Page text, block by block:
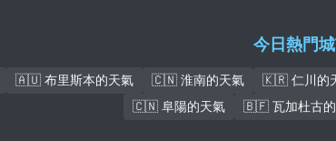
今日熱門
🇦🇺 布里斯本的天氣 🇨🇳 淮南的天氣 🇰🇷 仁川的
🇨🇳 阜陽的天氣
🇧🇫 瓦加杜古的